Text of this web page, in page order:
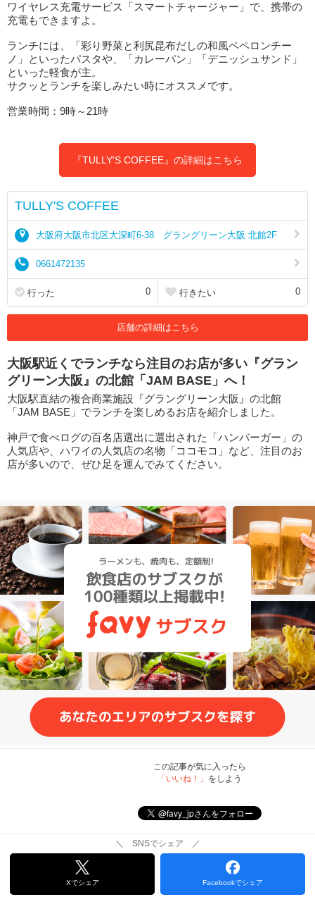
ワイヤレス充電サービス「スマートチャージャー」で、携帯の
充電もできますよ。
ランチには、「彩り野菜と利尻昆布だしの和風ペペロンチー
ノ」といったパスタや、「カレーパン」「デニッシュサンド」
といった軽食が主。
サクッとランチを楽しみたい時にオススメです。
営業時間：9時～21時
『TULLY'S COFFEE』の詳細はこちら
TULLY'S COFFEE
大阪府大阪市北区大深町6-38 グラングリーン大阪 北館2F
0661472135
行った 0 行きたい 0
店舗の詳細はこちら
大阪駅近くでランチなら注目のお店が多い『グラン
グリーン大阪』の北館「JAM BASE」へ！
大阪駅直結の複合商業施設『グラングリーン大阪』の北館
「JAM BASE」でランチを楽しめるお店を紹介しました。
神戸で食べログの百名店選出に選出された「ハンバーガー」の
人気店や、ハワイの人気店の名物「ココモコ」など、注目のお
店が多いので、ぜひ足を運んでみてください。
この記事が気に入ったら
「いいね！」 をしよう
＼ SNSでシェア ／
Xでシェア Facebookでシェア